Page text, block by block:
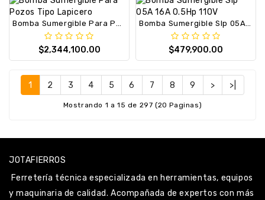
$2,344,100.00 $479,900.00
1 2 3 4 5 6 7 8 9 > >|
Mostrando 1 a 15 de 297 (20 Paginas)
JOTAFIERROS
Ferretería técnica especializada en herramientas, equipos
y maquinaria de calidad. Acompañada de expertos con más